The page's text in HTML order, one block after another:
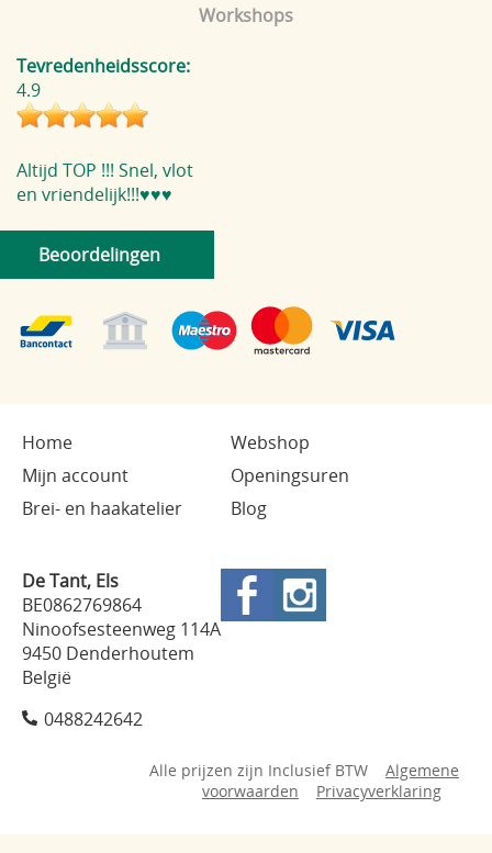
Workshops
Tevredenheidsscore:
4.9
Altijd TOP !!! Snel, vlot
en vriendelijk!!!♥️♥️♥️
Beoordelingen
Home
Webshop
Mijn account
Openingsuren
Brei- en haakatelier
Blog
De Tant, Els
BE0862769864
Ninoofsesteenweg 114A
9450 Denderhoutem
België
0488242642
Alle prijzen zijn Inclusief BTW
Algemene
voorwaarden
Privacyverklaring